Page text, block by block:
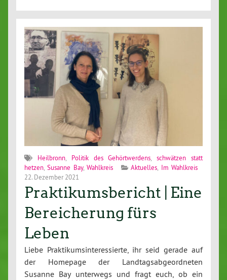
Heilbronn, Politik des Gehörtwerdens,schwätzen statt
hetzen,Susanne Bay,Wahlkreis Aktuelles, Im Wahlkreis
22. Dezember 2021
Praktikumsbericht | Eine
Bereicherung fürs
Leben
Liebe Praktikumsinteressierte, ihr seid gerade auf
der Homepage der Landtagsabgeordneten
Susanne Bay unterwegs und fragt euch, ob ein